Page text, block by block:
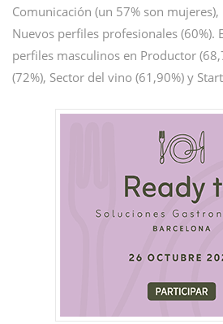
Comunicación (un 57% son
Nuevos perfiles profesionales (60%).
perfiles masculinos en Productor
(72%), Sector del vino (61,90%) y